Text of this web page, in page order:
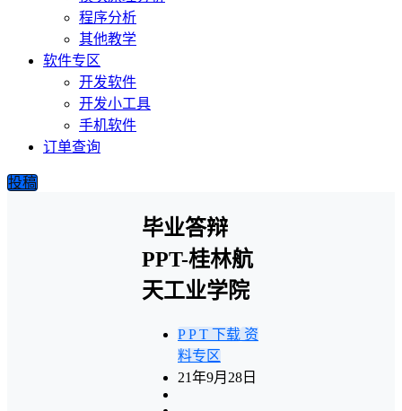
程序分析
其他教学
软件专区
开发软件
开发小工具
手机软件
订单查询
投稿
毕业答辩
PPT-桂林航
天工业学院
P P T 下载 资
料专区
21年9月28日